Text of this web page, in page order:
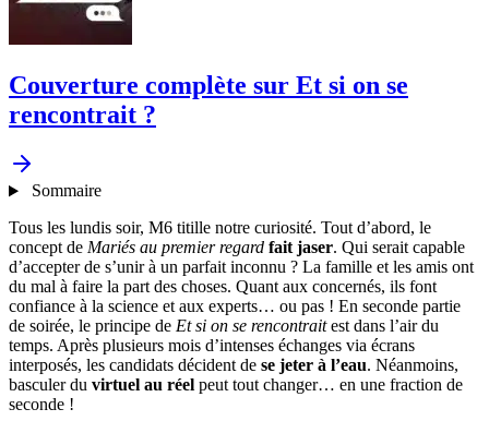
Couverture complète sur Et si on se
rencontrait ?
Sommaire
Tous les lundis soir, M6 titille notre curiosité. Tout d’abord, le
concept de Mariés au premier regard fait jaser. Qui serait capable
d’accepter de s’unir à un parfait inconnu ? La famille et les amis ont
du mal à faire la part des choses. Quant aux concernés, ils font
confiance à la science et aux experts… ou pas ! En seconde partie
de soirée, le principe de Et si on se rencontraitest dans l’air du
temps. Après plusieurs mois d’intenses échanges via écrans
interposés, les candidats décident de se jeter à l’eau. Néanmoins,
basculer du virtuel au réel peut tout changer… en une fraction de
seconde !